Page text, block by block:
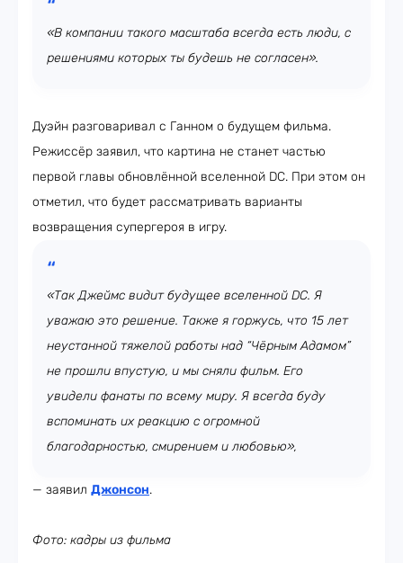
«В компании такого масштаба всегда есть люди, с
решениями которых ты будешь не согласен».
Дуэйн разговаривал с Ганном о будущем фильма.
Режиссёр заявил, что картина не станет частью
первой главы обновлённой вселенной DC. При этом он
отметил, что будет рассматривать варианты
возвращения супергероя в игру.
«Так Джеймс видит будущее вселенной DC. Я
уважаю это решение. Также я горжусь, что 15 лет
неустанной тяжелой работы над “Чёрным Адамом”
не прошли впустую, и мы сняли фильм. Его
увидели фанаты по всему миру. Я всегда буду
вспоминать их реакцию с огромной
благодарностью, смирением и любовью»,
— заявил Джонсон.
Фото: кадры из фильма